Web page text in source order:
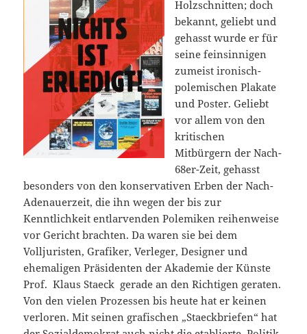
Holzschnitten; doch
bekannt, geliebt und
gehasst wurde er für
seine feinsinnigen
zumeist ironisch-
polemischen Plakate
und Poster. Geliebt
vor allem von den
kritischen
Mitbürgern der Nach-
68er-Zeit, gehasst
besonders von den konservativen Erben der Nach-
Adenauerzeit, die ihn wegen der bis zur
Kenntlichkeit entlarvenden Polemiken reihenweise
vor Gericht brachten. Da waren sie bei dem
Volljuristen, Grafiker, Verleger, Designer und
ehemaligen Präsidenten der Akademie der Künste
Prof. Klaus Staeck gerade an den Richtigen geraten.
Von den vielen Prozessen bis heute hat er keinen
verloren. Mit seinen grafischen „Staeckbriefen“ hat